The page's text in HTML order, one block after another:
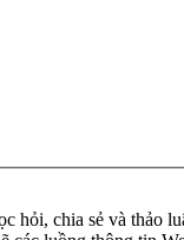
chia sẻ và thảo